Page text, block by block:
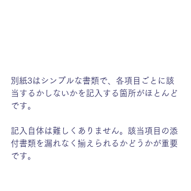
別紙3はシンプルな書類で、各項目ごとに該
当するかしないかを記入する箇所がほとんど
です。
記入自体は難しくありません。該当項目の添
付書類を漏れなく揃えられるかどうかが重要
です。